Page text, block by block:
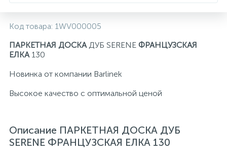
Код товара: 1WV000005
ПАРКЕТНАЯ ДОСКАДУБ SERENE ФРАНЦУЗСКАЯ
ЕЛКА 130
Новинка от компании Barlinek
Высокое качество с оптимальной ценой
Описание ПАРКЕТНАЯ ДОСКА ДУБ
SERENE ФРАНЦУЗСКАЯ ЕЛКА 130